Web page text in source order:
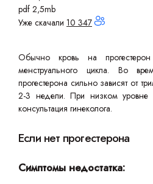
pdf 2,5mb
Уже скачали 10 347
Обычно кровь на
менструального цикла. Во
прогестерона сильно зависят от
2-3 недели. При низком уровне
консультация гинеколога.
Если нет прогестерона
Симптомы недостатка: